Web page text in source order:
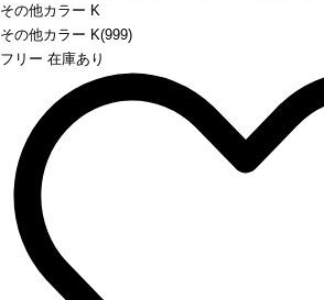
その他カラー K
その他カラー K(999)
フリー 在庫あり